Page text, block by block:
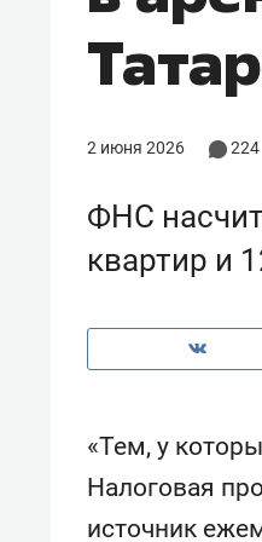
2 июня 2026 224
ФНС
квартир и
«Тем, у
Налоговая
источник
Рекомендуем
Оставить шум
строят
ЖК «Заря»